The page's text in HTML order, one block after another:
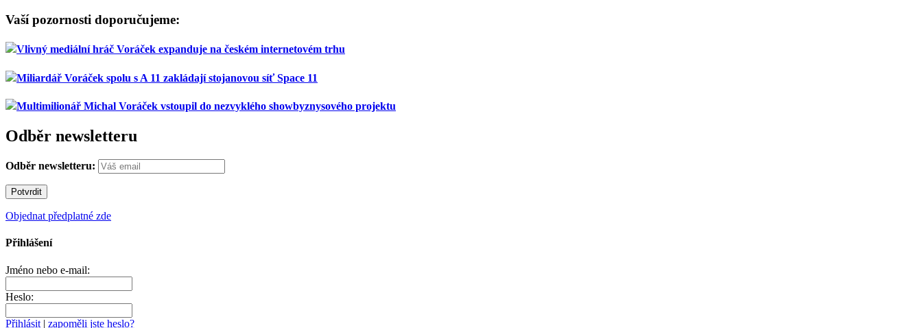
Vaší pozornosti doporučujeme:
Vlivný mediální hráč Voráček expanduje na českém internetovém trhu
Miliardář Voráček spolu s A 11 zakládají stojanovou síť Space 11
Multimilionář Michal Voráček vstoupil do nezvyklého showbyznysového projektu
Odběr newsletteru
Odběr newsletteru:
Objednat předplatné zde
Přihlášení
Jméno nebo e-mail:
Heslo:
Přihlásit | zapoměli jste heslo?